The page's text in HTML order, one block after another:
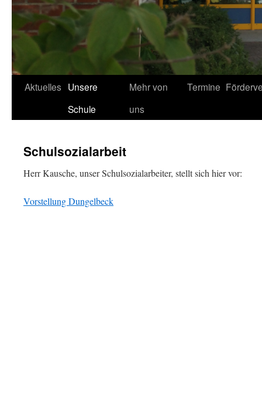
Aktuelles Unsere
Schule
Mehr von
uns
Termine
Schulsozialarbeit
Herr Kausche, unser Schulsozialarbeiter, stellt sich hier vor:
Vorstellung Dungelbeck